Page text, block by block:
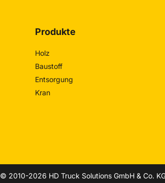
Produkte
Holz
Baustoff
Entsorgung
Kran
© 2010-2026 HD Truck Solutions GmbH & Co.